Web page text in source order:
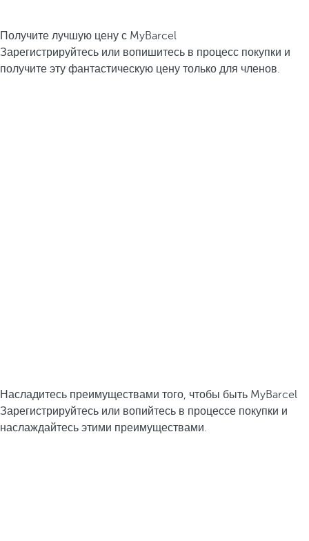
Получите лучшую цену с MyBarcel
Зарегистрируйтесь или вопишитесь в процесс покупки и
получите эту фантастическую цену только для членов.
Насладитесь преимуществами того, чтобы быть MyBarcel
Зарегистрируйтесь или вопийтесь в процессе покупки и
наслаждайтесь этими преимуществами.